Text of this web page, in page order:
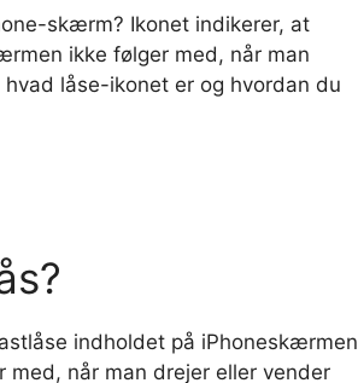
skærm? Ikonet indikerer, at
ikke følger med, når man
låse-ikonet er og hvordan du
indholdet på iPhoneskærmen
når man drejer eller vender